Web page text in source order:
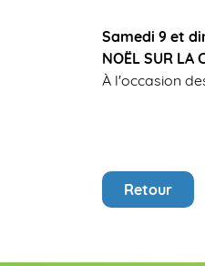
Samedi 9 et
NOËL SUR
À l'occasion
Retour